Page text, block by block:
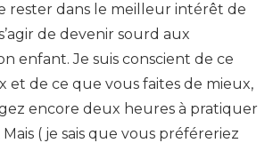
rester dans le meilleur intérêt de
de devenir sourd aux
enfant. Je suis conscient de ce
et de ce que vous faites de mieux,
encore deux heures à pratiquer
Mais ( je sais que vous préféreriez